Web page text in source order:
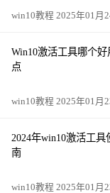
win10教程 2025年01月
Win10激活工具哪个
点
win10教程 2025年01月
2024年win10激活工
南
win10教程 2025年01月